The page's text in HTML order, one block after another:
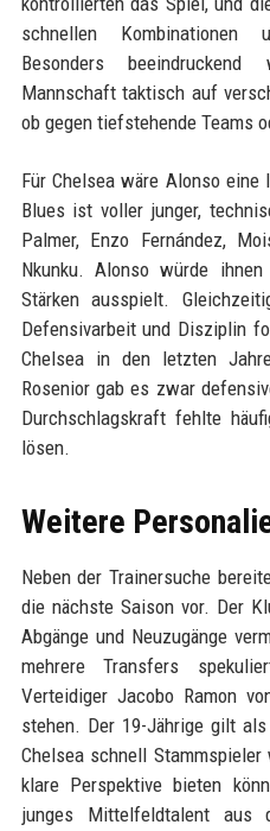
schnellen Kombinationen
Besonders
Mannschaft taktisch auf
ob gegen tiefstehende Teams
Für Chelsea wäre Alonso
Blues ist voller junger,
Palmer, Enzo Fernández,
Nkunku. Alonso würde
Stärken ausspielt.
Defensivarbeit und Disziplin
Chelsea in den letzten
Rosenior gab es zwar
Durchschlagskraft fehlte
lösen.
Weitere
Neben der Trainersuche
die nächste Saison vor. Der
Abgänge und Neuzugänge
mehrere Transfers
Verteidiger Jacobo Ramon
stehen. Der 19-Jährige gilt
Chelsea schnell
klare Perspektive bieten
junges Mittelfeldtalent aus